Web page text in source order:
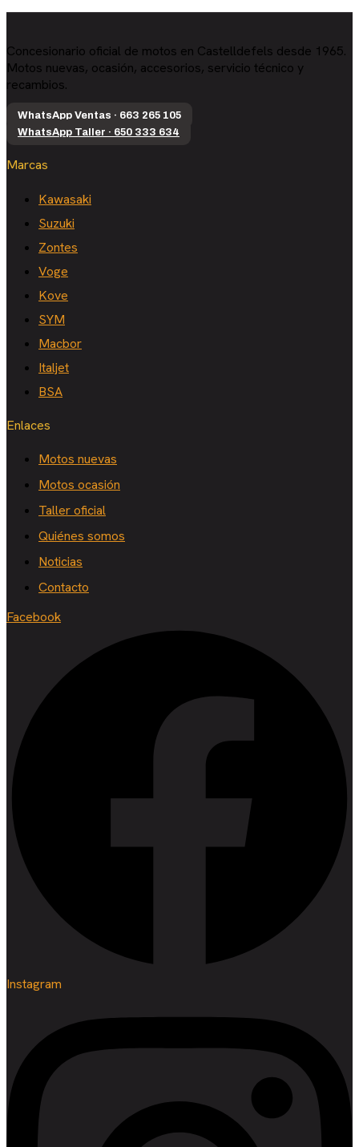
Concesionario oficial de motos en Castelldefels desde 1965.
Motos nuevas, ocasión, accesorios, servicio técnico y
recambios.
WhatsApp Ventas · 663 265 105
WhatsApp Taller · 650 333 634
Marcas
Kawasaki
Suzuki
Zontes
Voge
Kove
SYM
Macbor
Italjet
BSA
Enlaces
Motos nuevas
Motos ocasión
Taller oficial
Quiénes somos
Noticias
Contacto
Facebook
Instagram